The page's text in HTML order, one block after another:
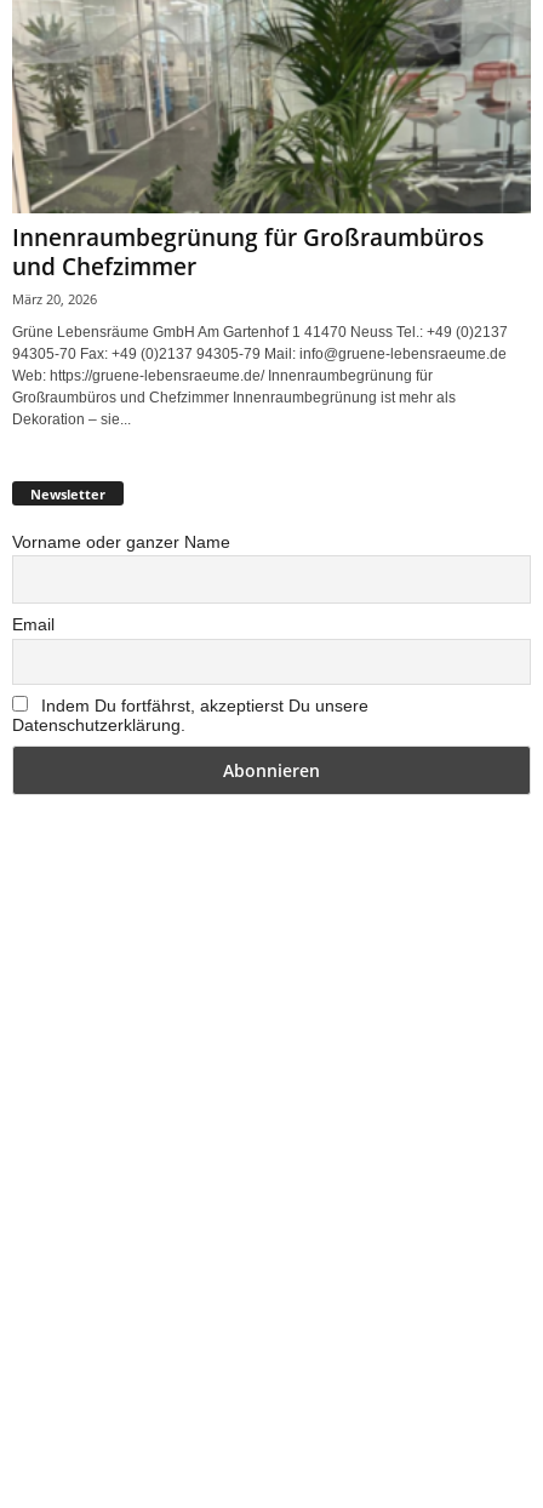
Innenraumbegrünung für Großraumbüros
und Chefzimmer
März 20, 2026
Grüne Lebensräume GmbH Am Gartenhof 1 41470 Neuss Tel.: +49 (0)2137
94305-70 Fax: +49 (0)2137 94305-79 Mail: info@gruene-lebensraeume.de
Web: https://gruene-lebensraeume.de/ Innenraumbegrünung für
Großraumbüros und Chefzimmer Innenraumbegrünung ist mehr als
Dekoration – sie...
Newsletter
Vorname oder ganzer Name
Email
Indem Du fortfährst, akzeptierst Du unsere
Datenschutzerklärung.